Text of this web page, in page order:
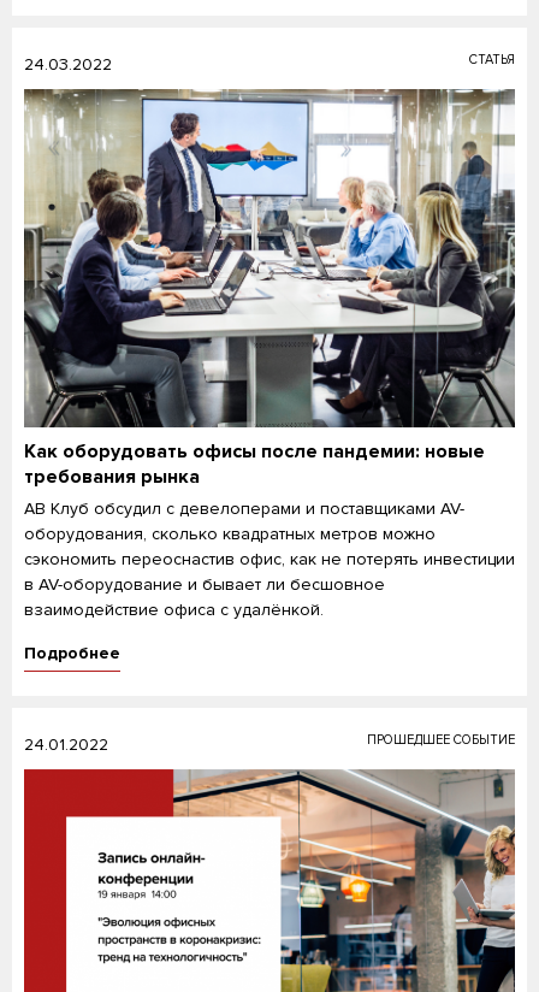
24.03.2022 СТАТЬЯ
Как оборудовать офисы после пандемии: новые
требования рынка
АВ Клуб обсудил с девелоперами и поставщиками AV-
оборудования, сколько квадратных метров можно
сэкономить переоснастив офис, как не потерять инвестиции
в AV-оборудование и бывает ли бесшовное
взаимодействие офиса с удалёнкой.
Подробнее
24.01.2022 ПРОШЕДШЕЕ СОБЫТИЕ